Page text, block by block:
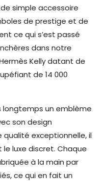
simple accessoire
de prestige et de
ce qui s’est passé
dans notre
Kelly datant de
de 14 000
longtemps un emblème
son design
exceptionnelle, il
le luxe discret. Chaque
à la main par
ce qui en fait un